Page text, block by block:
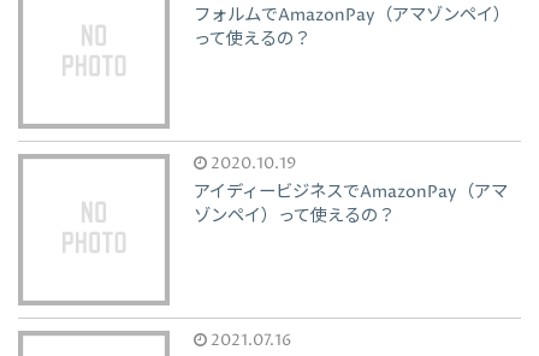
フォルムでAmazonPay（アマゾンペイ）
って使えるの？
2020.10.19
アイディービジネスでAmazonPay（アマ
ゾンペイ）って使えるの？
2021.07.16